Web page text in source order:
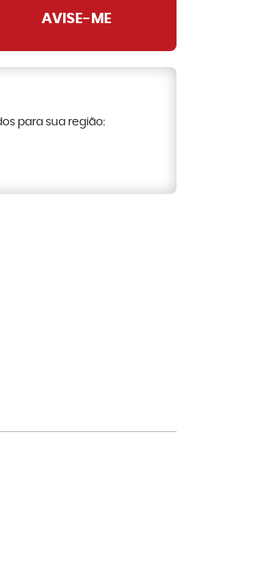
AVISE-ME
para sua região: